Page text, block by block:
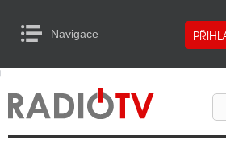
Navigace
RADIA
TELEVIZE
to Content